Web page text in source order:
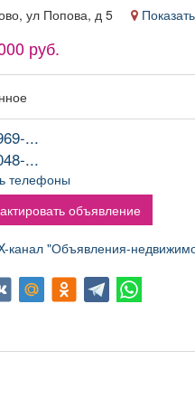
ул Попова, д 5
руб.
...
...
телефоны
объявление
канал "Объявления-